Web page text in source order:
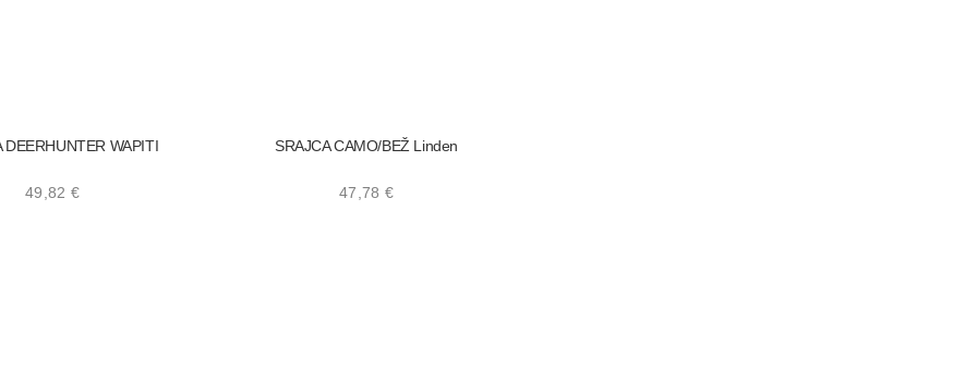
49,82 €
DEERHUNTER WAPITI
47,78 €
SRAJCA CAMO/BEŽ Linden